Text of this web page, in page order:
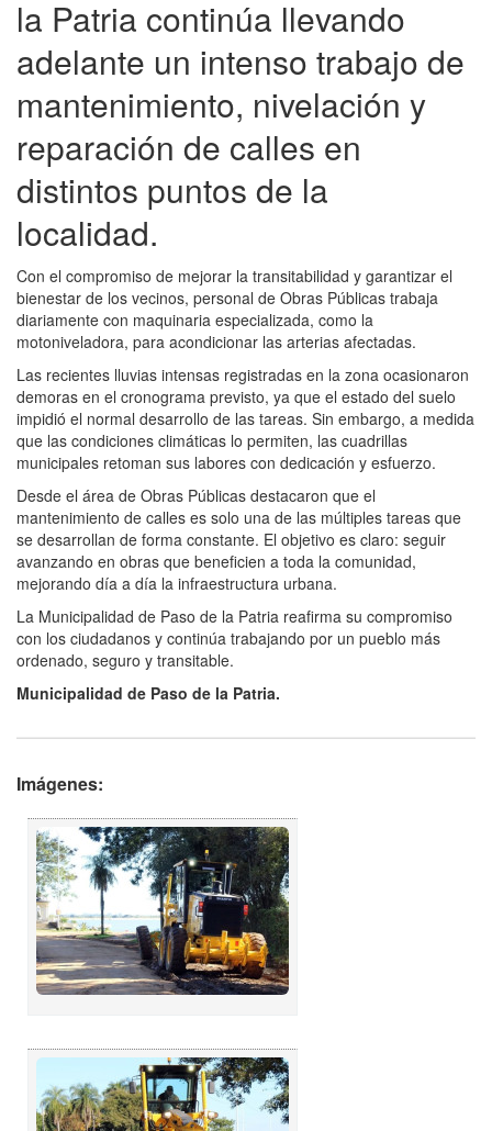
la Patria continúa llevando
adelante un intenso trabajo de
mantenimiento, nivelación y
reparación de calles en
distintos puntos de la
localidad.
Con el compromiso de mejorar la transitabilidad y garantizar el
bienestar de los vecinos, personal de Obras Públicas trabaja
diariamente con maquinaria especializada, como la
motoniveladora, para acondicionar las arterias afectadas.
Las recientes lluvias intensas registradas en la zona ocasionaron
demoras en el cronograma previsto, ya que el estado del suelo
impidió el normal desarrollo de las tareas. Sin embargo, a medida
que las condiciones climáticas lo permiten, las cuadrillas
municipales retoman sus labores con dedicación y esfuerzo.
Desde el área de Obras Públicas destacaron que el
mantenimiento de calles es solo una de las múltiples tareas que
se desarrollan de forma constante. El objetivo es claro: seguir
avanzando en obras que beneficien a toda la comunidad,
mejorando día a día la infraestructura urbana.
La Municipalidad de Paso de la Patria reafirma su compromiso
con los ciudadanos y continúa trabajando por un pueblo más
ordenado, seguro y transitable.
Municipalidad de Paso de la Patria.
Imágenes: